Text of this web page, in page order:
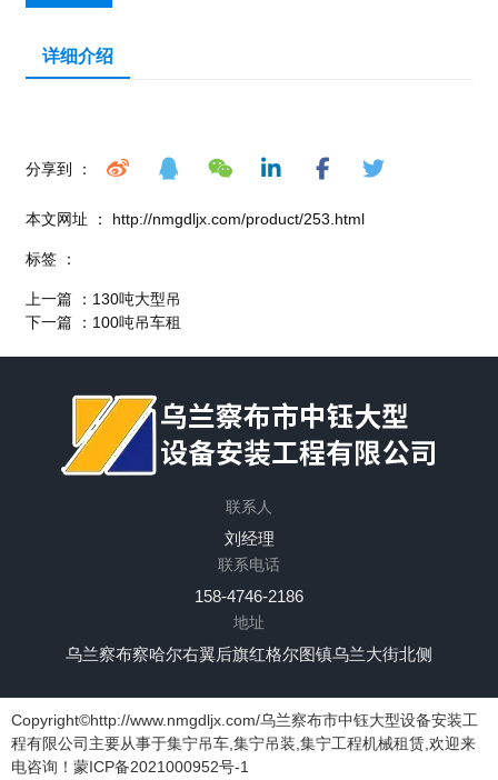
详细介绍
分享到 ：
本文网址 ： http://nmgdljx.com/product/253.html
标签 ：
上一篇 ： 130吨大型吊
下一篇 ： 100吨吊车租
产品中心 新闻中心
联系人
刘经理
联系电话
158-4746-2186
地址
乌兰察布察哈尔右翼后旗红格尔图镇乌兰大街北侧
Copyright©http://www.nmgdljx.com/乌兰察布市中钰大型设备安装工
程有限公司主要从事于集宁吊车,集宁吊装,集宁工程机械租赁,欢迎来
电咨询！ 蒙ICP备2021000952号-1